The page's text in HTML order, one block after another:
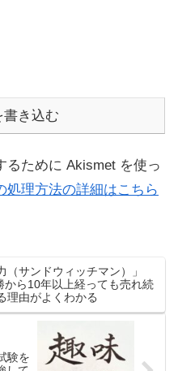
書き込む
るために Akismet を使っ
処理方法の詳細はこちら
（サンドウィッチマン）」
から10年以上経っても売れ続
理由がよくわかる
験を